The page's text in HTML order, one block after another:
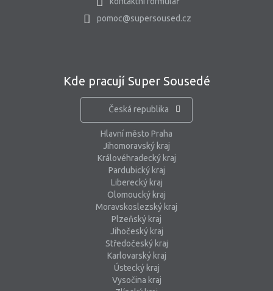
pomoc@supersoused.cz
Kde pracují Super Sousedé
Česká republika
Hlavní město Praha
Jihomoravský kraj
Královéhradecký kraj
Pardubický kraj
Liberecký kraj
Olomoucký kraj
Moravskoslezský kraj
Plzeňský kraj
Jihočeský kraj
Středočeský kraj
Karlovarský kraj
Ústecký kraj
Vysočina kraj